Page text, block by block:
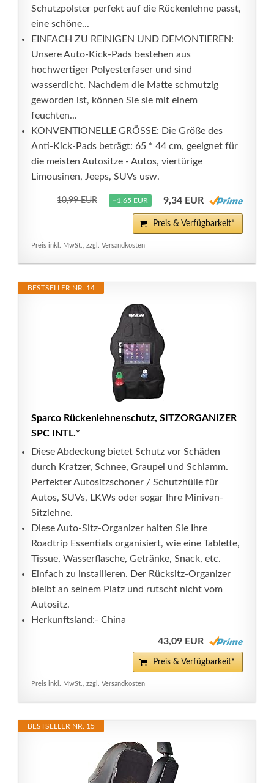
Schutzpolster perfekt auf die Rückenlehne passt,
eine schöne...
EINFACH ZU REINIGEN UND DEMONTIEREN:
Unsere Auto-Kick-Pads bestehen aus
hochwertiger Polyesterfaser und sind
wasserdicht. Nachdem die Matte schmutzig
geworden ist, können Sie sie mit einem
feuchten...
KONVENTIONELLE GRÖSSE: Die Größe des
Anti-Kick-Pads beträgt: 65 * 44 cm, geeignet für
die meisten Autositze - Autos, viertürige
Limousinen, Jeeps, SUVs usw.
10,99 EUR −1,65 EUR 9,34 EUR
Preis & Verfügbarkeit*
Preis inkl. MwSt., zzgl. Versandkosten
BESTSELLER NR. 14
Sparco Rückenlehnenschutz, SITZORGANIZER
SPC INTL.*
Diese Abdeckung bietet Schutz vor Schäden
durch Kratzer, Schnee, Graupel und Schlamm.
Perfekter Autositzschoner / Schutzhülle für
Autos, SUVs, LKWs oder sogar Ihre Minivan-
Sitzlehne.
Diese Auto-Sitz-Organizer halten Sie Ihre
Roadtrip Essentials organisiert, wie eine Tablette,
Tissue, Wasserflasche, Getränke, Snack, etc.
Einfach zu installieren. Der Rücksitz-Organizer
bleibt an seinem Platz und rutscht nicht vom
Autositz.
Herkunftsland:- China
43,09 EUR
Preis & Verfügbarkeit*
Preis inkl. MwSt., zzgl. Versandkosten
BESTSELLER NR. 15